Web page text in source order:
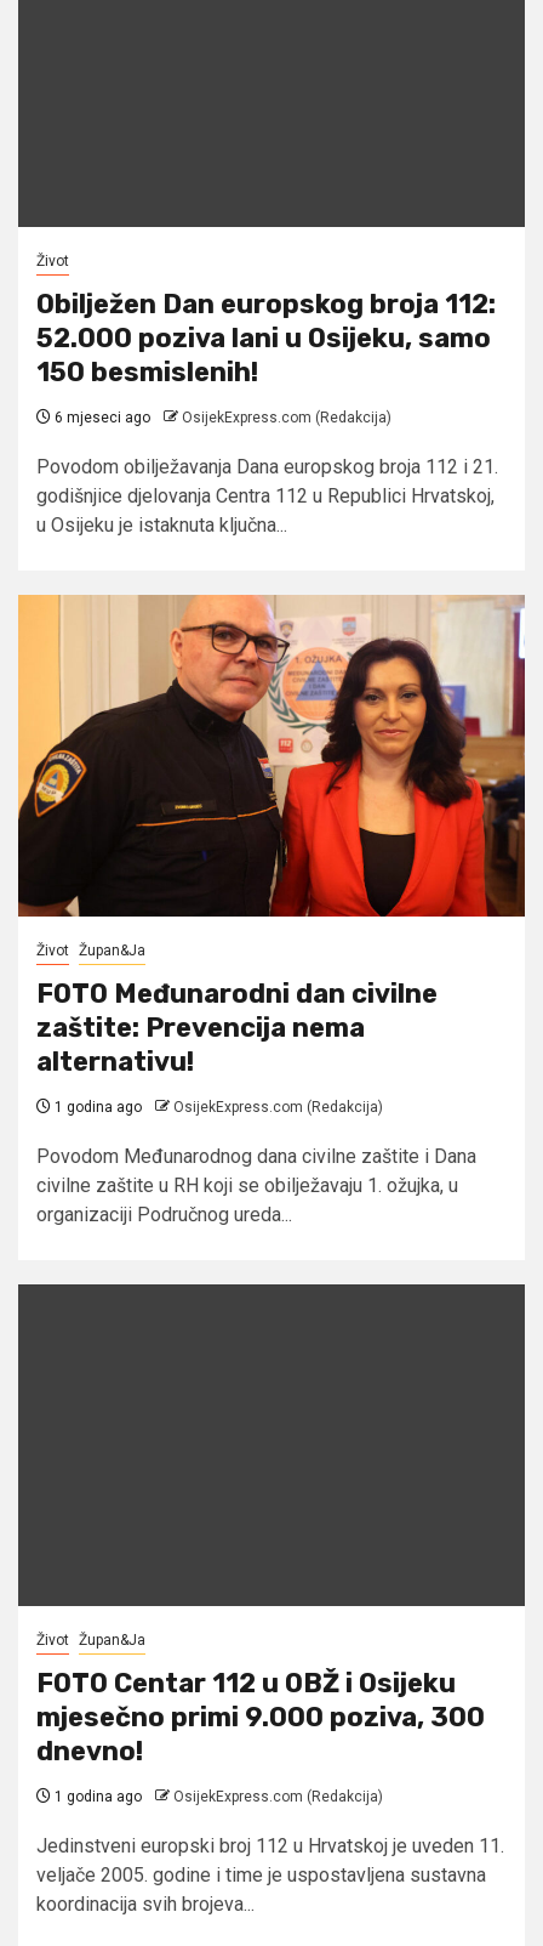
Život
Obilježen Dan europskog broja 112:
52.000 poziva lani u Osijeku, samo
150 besmislenih!
6 mjeseci ago OsijekExpress.com (Redakcija)
Povodom obilježavanja Dana europskog broja 112 i 21.
godišnjice djelovanja Centra 112 u Republici Hrvatskoj,
u Osijeku je istaknuta ključna...
Život Župan&Ja
FOTO Međunarodni dan civilne
zaštite: Prevencija nema
alternativu!
1 godina ago OsijekExpress.com (Redakcija)
Povodom Međunarodnog dana civilne zaštite i Dana
civilne zaštite u RH koji se obilježavaju 1. ožujka, u
organizaciji Područnog ureda...
Život Župan&Ja
FOTO Centar 112 u OBŽ i Osijeku
mjesečno primi 9.000 poziva, 300
dnevno!
1 godina ago OsijekExpress.com (Redakcija)
Jedinstveni europski broj 112 u Hrvatskoj je uveden 11.
veljače 2005. godine i time je uspostavljena sustavna
koordinacija svih brojeva...